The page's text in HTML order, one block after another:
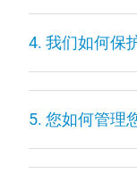
4. 我们如何保
5. 您如何管理